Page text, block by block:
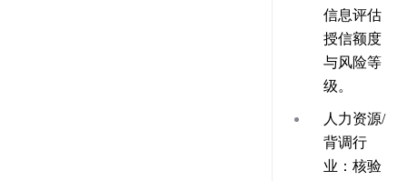
信息评估
授信额度
与风险等
级。
人力资源/
背调行
业：核验